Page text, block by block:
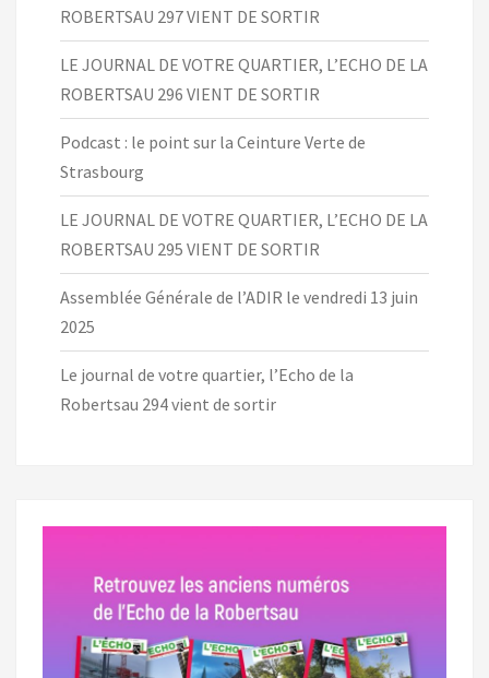
ROBERTSAU 297 VIENT DE SORTIR
LE JOURNAL DE VOTRE QUARTIER, L’ECHO DE LA
ROBERTSAU 296 VIENT DE SORTIR
Podcast : le point sur la Ceinture Verte de
Strasbourg
LE JOURNAL DE VOTRE QUARTIER, L’ECHO DE LA
ROBERTSAU 295 VIENT DE SORTIR
Assemblée Générale de l’ADIR le vendredi 13 juin
2025
Le journal de votre quartier, l’Echo de la
Robertsau 294 vient de sortir